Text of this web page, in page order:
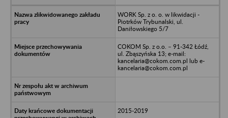
WORK Sp. z o. o. w likwidacji -
Piotrków Trybunalski, ul.
Daniłowskiego 5/7
COKOM Sp. z o.o. – 91-342 Łódź,
ul. Zbąszyńska 13; e-mail:
kancelaria@cokom.com.pl lub e-
kancelaria@cokom.com.pl
2015-2019